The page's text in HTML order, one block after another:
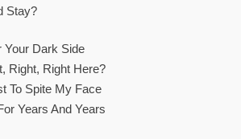
Stay?
Your Dark Side
Right, Right Here?
To Spite My Face
Years And Years